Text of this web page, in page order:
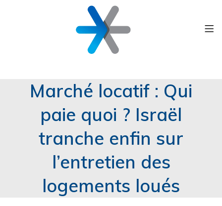
Marché locatif : Qui
paie quoi ? Israël
tranche enfin sur
l’entretien des
logements loués